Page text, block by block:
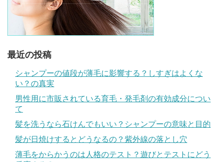
最近の投稿
シャンプーの値段が薄毛に影響する？しすぎはよくな
い？の真実
男性用に市販されている育毛・発毛剤の有効成分につい
て
髪を洗うなら石けんでもいい？シャンプーの意味と目的
髪が日焼けするとどうなるの？紫外線の落とし穴
薄毛をからかうのは人格のテスト？遊びとテストにどう